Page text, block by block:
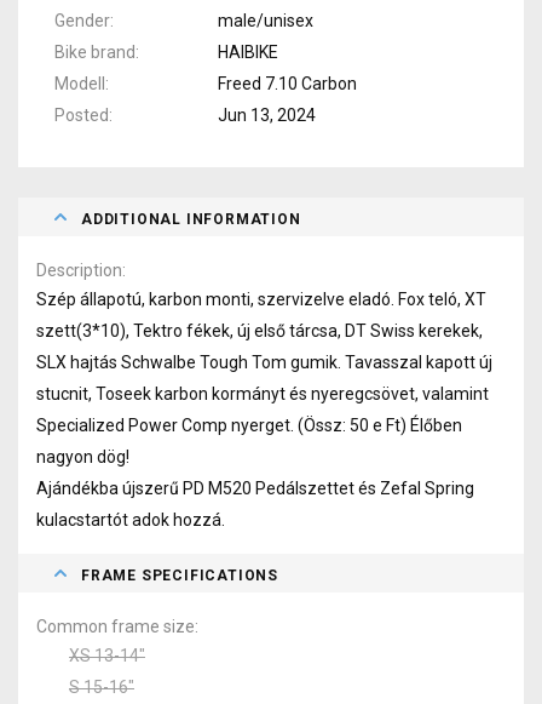
Gender
male/unisex
Bike brand
HAIBIKE
Modell
Freed 7.10 Carbon
Posted
Jun 13, 2024
ADDITIONAL INFORMATION
Description
Szép állapotú, karbon monti, szervizelve eladó. Fox teló, XT
szett(3*10), Tektro fékek, új első tárcsa, DT Swiss kerekek,
SLX hajtás Schwalbe Tough Tom gumik. Tavasszal kapott új
stucnit, Toseek karbon kormányt és nyeregcsövet, valamint
Specialized Power Comp nyerget. (Össz: 50 e Ft) Élőben
nagyon dög!
Ajándékba újszerű PD M520 Pedálszettet és Zefal Spring
kulacstartót adok hozzá.
FRAME SPECIFICATIONS
Common frame size
XS 13-14"
S 15-16"